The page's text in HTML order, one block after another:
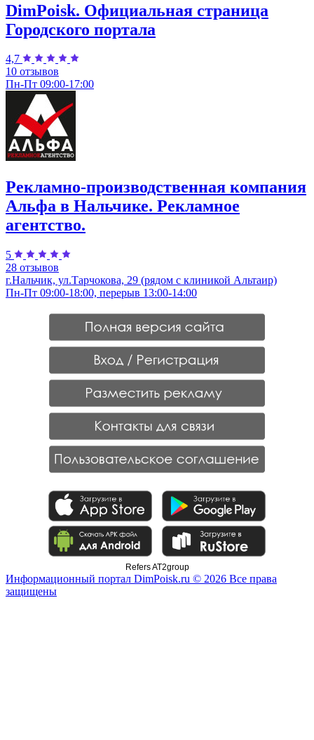
DimPoisk. Официальная страница
Городского портала
4,7
10 отзывов
Пн-Пт 09:00-17:00
Рекламно-производственная компания
Альфа в Нальчике. Рекламное
агентство.
5
28 отзывов
г.Нальчик, ул.Тарчокова, 29 (рядом с клиникой Альтаир)
Пн-Пт 09:00-18:00, перерыв 13:00-14:00
Refers AT2group
Информационный портал DimPoisk.ru © 2026 Все права
защищены